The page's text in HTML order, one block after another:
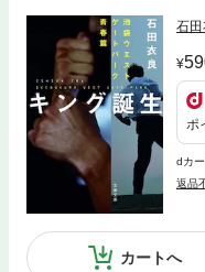
石田
ポ
dカ
返品
カートへ